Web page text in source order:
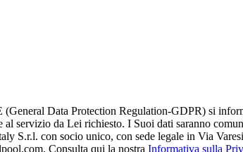
Data Protection Regulation-GDPR) si
servizio da Lei richiesto. I S​uoi dati saranno
S.r.l. con socio unico, con sede legale in Via
Consulta qui la nostra Informativa sulla